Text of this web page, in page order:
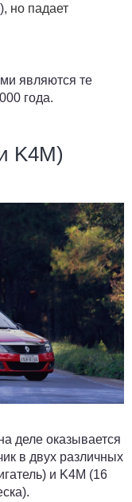
но падает
являются те
года.
K4M)
деле оказывается
в двух различных
и K4M (16